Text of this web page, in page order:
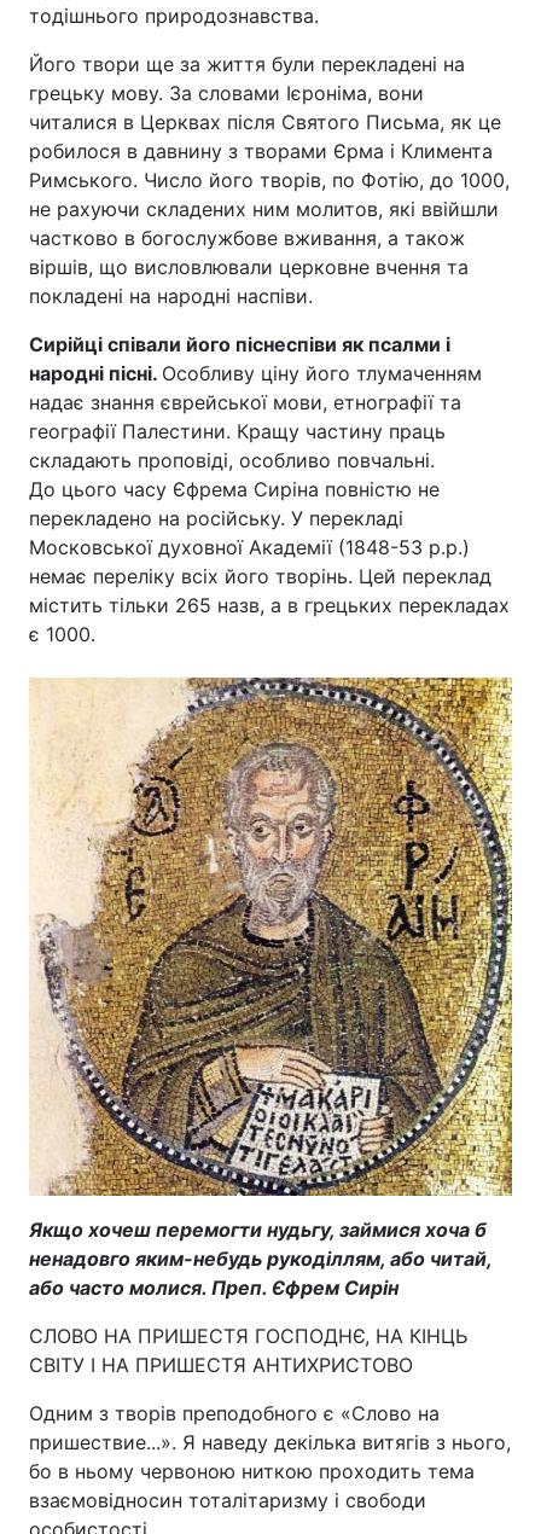
тодішнього природознавства.
Його твори ще за життя були перекладені на
грецьку мову. За словами Ієроніма, вони
читалися в Церквах після Святого Письма, як це
робилося в давнину з творами Єрма і Климента
Римського. Число його творів, по Фотію, до 1000,
не рахуючи складених ним молитов, які ввійшли
частково в богослужбове вживання, а також
віршів, що висловлювали церковне вчення та
покладені на народні наспіви.
Сирійці співали його піснеспіви як псалми і
народні пісні. Особливу ціну його тлумаченням
надає знання єврейської мови, етнографії та
географії Палестини. Кращу частину праць
складають проповіді, особливо повчальні.
До цього часу Єфрема Сиріна повністю не
перекладено на російську. У перекладі
Московської духовної Академії (1848-53 р.р.)
немає переліку всіх його творінь. Цей переклад
містить тільки 265 назв, а в грецьких перекладах
є 1000.
Якщо хочеш перемогти нудьгу, займися хоча б
ненадовго яким-небудь рукоділлям, або читай,
або часто молися. Преп. Єфрем Сирін
СЛОВО НА ПРИШЕСТЯ ГОСПОДНЄ, НА КІНЦЬ
СВІТУ І НА ПРИШЕСТЯ АНТИХРИСТОВО
Одним з творів преподобного є «Слово на
пришествие...». Я наведу декілька витягів з нього,
бо в ньому червоною ниткою проходить тема
взаємовідносин тоталітаризму і свободи
особистості.